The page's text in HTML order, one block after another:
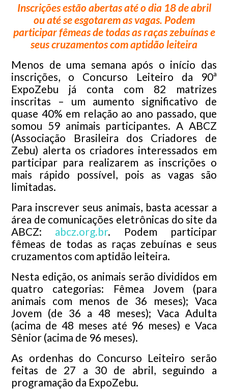
Inscrições estão abertas até o dia 18 de abril
ou até se esgotarem as vagas. Podem
participar fêmeas de todas as raças zebuínas e
seus cruzamentos com aptidão leiteira
Menos de uma semana após o início das
inscrições, o Concurso Leiteiro da 90ª
ExpoZebu já conta com 82 matrizes
inscritas – um aumento significativo de
quase 40% em relação ao ano passado, que
somou 59 animais participantes. A ABCZ
(Associação Brasileira dos Criadores de
Zebu) alerta os criadores interessados em
participar para realizarem as inscrições o
mais rápido possível, pois as vagas são
limitadas.
Para inscrever seus animais, basta acessar a
área de comunicações eletrônicas do site da
ABCZ: abcz.org.br. Podem participar
fêmeas de todas as raças zebuínas e seus
cruzamentos com aptidão leiteira.
Nesta edição, os animais serão divididos em
quatro categorias: Fêmea Jovem (para
animais com menos de 36 meses); Vaca
Jovem (de 36 a 48 meses); Vaca Adulta
(acima de 48 meses até 96 meses) e Vaca
Sênior (acima de 96 meses).
As ordenhas do Concurso Leiteiro serão
feitas de 27 a 30 de abril, seguindo a
programação da ExpoZebu.